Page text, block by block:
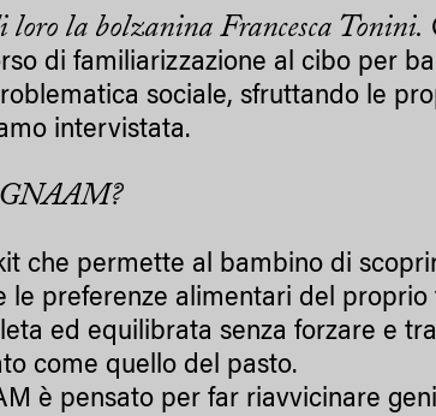
loro la bolzanina Francesca Tonini.
di familiarizzazione al cibo per
sociale, sfruttando le
intervistata.
GNAAM?
che permette al bambino di
le preferenze alimentari del
ed equilibrata senza forzare e
come quello del pasto.
è pensato per far riavvicinare